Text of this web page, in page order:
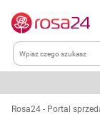
Kategorie
Rosa24 - Portal